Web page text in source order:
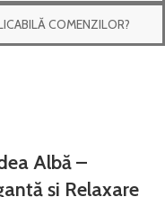
COMENZILOR?
Albă –
și Relaxare